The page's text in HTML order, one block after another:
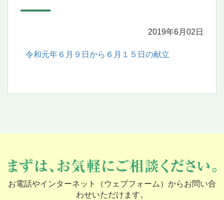
2019年6月02日
令和元年６月９日から６月１５日の献立
お電話やインターネット（ウェブフォーム）からお問い合
わせいただけます。